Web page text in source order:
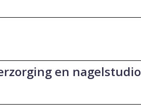
en nagelstudio